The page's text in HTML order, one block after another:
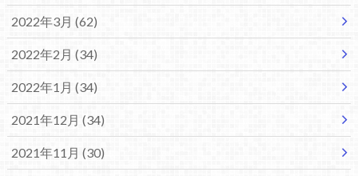
2022年3月 (62)
2022年2月 (34)
2022年1月 (34)
2021年12月 (34)
2021年11月 (30)